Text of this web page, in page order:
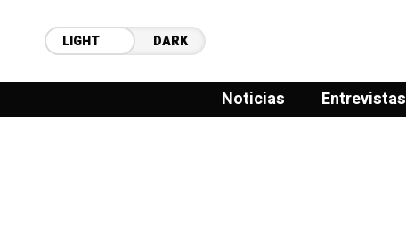
LIGHT DARK
Noticias Entrevistas